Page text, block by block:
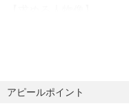
療機械メーカーなどの
有給休暇 初年度 10 日 (
月間・クォーター・年
アピールポイント